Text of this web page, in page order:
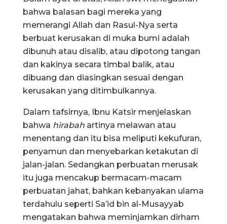
bahwa balasan bagi mereka yang
memerangi Allah dan Rasul-Nya serta
berbuat kerusakan di muka bumi adalah
dibunuh atau disalib, atau dipotong tangan
dan kakinya secara timbal balik, atau
dibuang dan diasingkan sesuai dengan
kerusakan yang ditimbulkannya.
Dalam tafsirnya, Ibnu Katsir menjelaskan
bahwa hirabah artinya melawan atau
menentang dan itu bisa meliputi kekufuran,
penyamun dan menyebarkan ketakutan di
jalan-jalan. Sedangkan perbuatan merusak
itu juga mencakup bermacam-macam
perbuatan jahat, bahkan kebanyakan ulama
terdahulu seperti Sa’id bin al-Musayyab
mengatakan bahwa meminjamkan dirham